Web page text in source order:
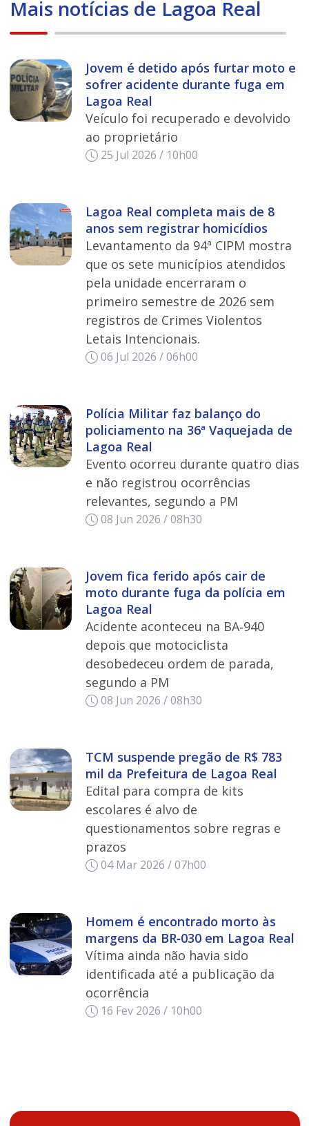
Mais notícias de Lagoa Real
Jovem é detido após furtar moto e
sofrer acidente durante fuga em
Lagoa Real
Veículo foi recuperado e devolvido
ao proprietário
25 Jul 2026 / 10h00
Lagoa Real completa mais de 8
anos sem registrar homicídios
Levantamento da 94ª CIPM mostra
que os sete municípios atendidos
pela unidade encerraram o
primeiro semestre de 2026 sem
registros de Crimes Violentos
Letais Intencionais.
06 Jul 2026 / 06h00
Polícia Militar faz balanço do
policiamento na 36ª Vaquejada de
Lagoa Real
Evento ocorreu durante quatro dias
e não registrou ocorrências
relevantes, segundo a PM
08 Jun 2026 / 08h30
Jovem fica ferido após cair de
moto durante fuga da polícia em
Lagoa Real
Acidente aconteceu na BA‑940
depois que motociclista
desobedeceu ordem de parada,
segundo a PM
08 Jun 2026 / 08h30
TCM suspende pregão de R$ 783
mil da Prefeitura de Lagoa Real
Edital para compra de kits
escolares é alvo de
questionamentos sobre regras e
prazos
04 Mar 2026 / 07h00
Homem é encontrado morto às
margens da BR‑030 em Lagoa Real
Vítima ainda não havia sido
identificada até a publicação da
ocorrência
16 Fev 2026 / 10h00